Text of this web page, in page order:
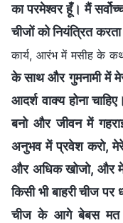
का परमेश्वर हूँ। मैं
चीजों को नियंत्रित
कार्य, आरंभ में मसीह के
के साथ और गुमनामी में
आदर्श वाक्य होना
बनो और जीवन में
अनुभव में प्रवेश करो,
और अधिक खोजो, और
किसी भी बाहरी चीज पर
चीज के आगे बेबस मत